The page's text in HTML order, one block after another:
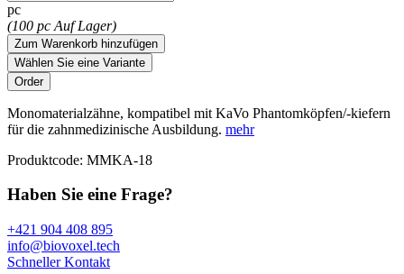
pc
(100 pc Auf Lager)
Zum Warenkorb hinzufügen
Wählen Sie eine Variante
Monomaterialzähne, kompatibel mit KaVo Phantomköpfen/-kiefern
für die zahnmedizinische Ausbildung. mehr
Produktcode: MMKA-18
Haben Sie eine Frage?
+421 904 408 895
info@biovoxel.tech
Schneller Kontakt